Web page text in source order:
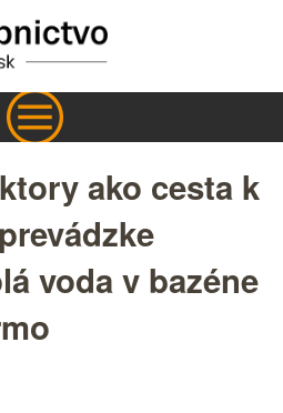
ako cesta k
voda v bazéne